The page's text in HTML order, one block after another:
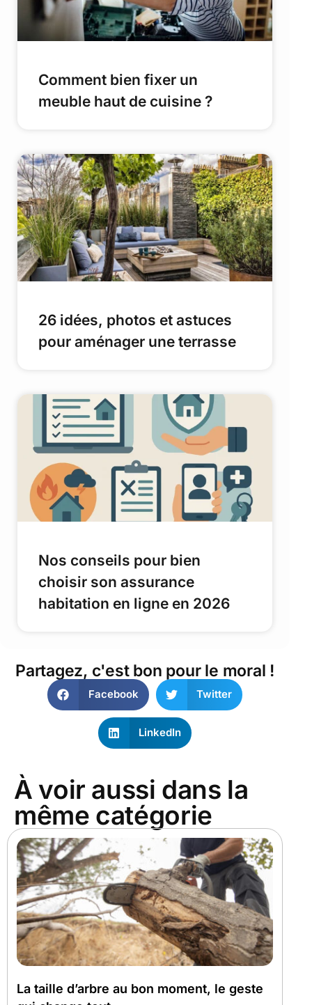
Comment bien fixer un
meuble haut de cuisine ?
26 idées, photos et astuces
pour aménager une terrasse
Nos conseils pour bien
choisir son assurance
habitation en ligne en 2026
Partagez, c'est bon pour le moral !
Facebook Twitter
LinkedIn
À voir aussi dans la
même catégorie
La taille d’arbre au bon moment, le geste